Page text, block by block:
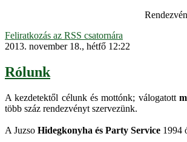
Feliratkozás az RSS csatornára
2013. november 18., hétfő 12:22
Rólunk
A kezdetektől célunk és mottónk; válogatott
több száz rendezvényt szervezünk.
A Juzso Hidegkonyha és Party Service 1994